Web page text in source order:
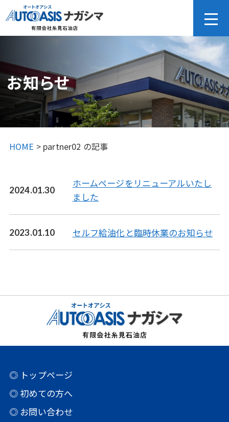
お知らせ
HOME > partner02 の記事
2024.01.30
ホームページをリニューアルいたし
ました
2023.01.10 セルフ給油化と臨時休業のお知らせ
◎ トップページ
◎ 初めての方へ
◎ お問い合わせ